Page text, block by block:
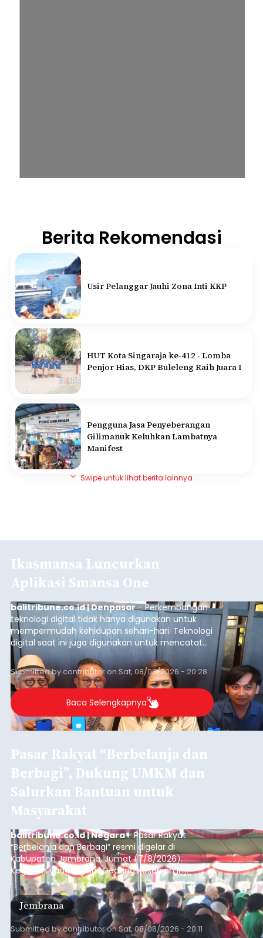
Berita Rekomendasi
Usir Pelanggar Jauhi Zona Inti KKP
HUT Kota Singaraja ke-412 - Lomba
Penjor Hias, DKP Buleleng Raih Juara I
Pengguna Jasa Penyeberangan
Gilimanuk Keluhkan Lambatnya
Manifest
Swipe untuk lihat berita lainnya
Ikasmansa Luncurkan
Aplikasi Smansa One
balitribune.co.id | Denpasar- Perkembangan
teknologi digital tidak hanya digunakan untuk
mempermudah kehidupan sehari-hari. Teknologi
digital saat ini juga digunakan untuk mencatat
dan mengelola data base alumni dari suatu
sekolah, salah satunya adalah alumni SMA 1
Denpasar.
Submitted bycontributoron Sat, 08/08/2026 - 20:28
Baca Selengkapnya
Pasar Rakyat “Berbelanja dan
Berbagi”, Dukung UMKM dan
Salurkan Bantuan untuk
Masyarakat
balitribune.co.id | Negara- Pasar Rakyat
“Berbelanja dan Berbagi” resmi digelar di
Kabupaten Jembrana, Jumat (7/8/2026).
Kegiatan yang digelar Gedung Kesenian Ir.
Soekarno ini memadukan pemberdayaan
ekonomi masyarakat dengan aksi sosial tersebut
mendapat antusiasme tinggi dan mencatat nilai
transaksi mencapai Rp672.733.200.
Jembrana
Submitted bycontributoronSat, 08/08/2026 - 20:11